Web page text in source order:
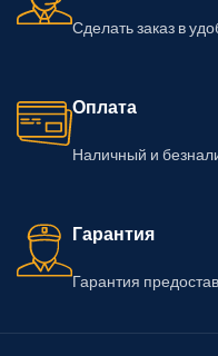
Сделать заказ в
Оплата
Наличный и
Гарантия
Гарантия